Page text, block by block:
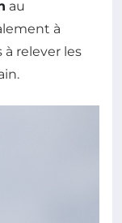
au
à
relever les